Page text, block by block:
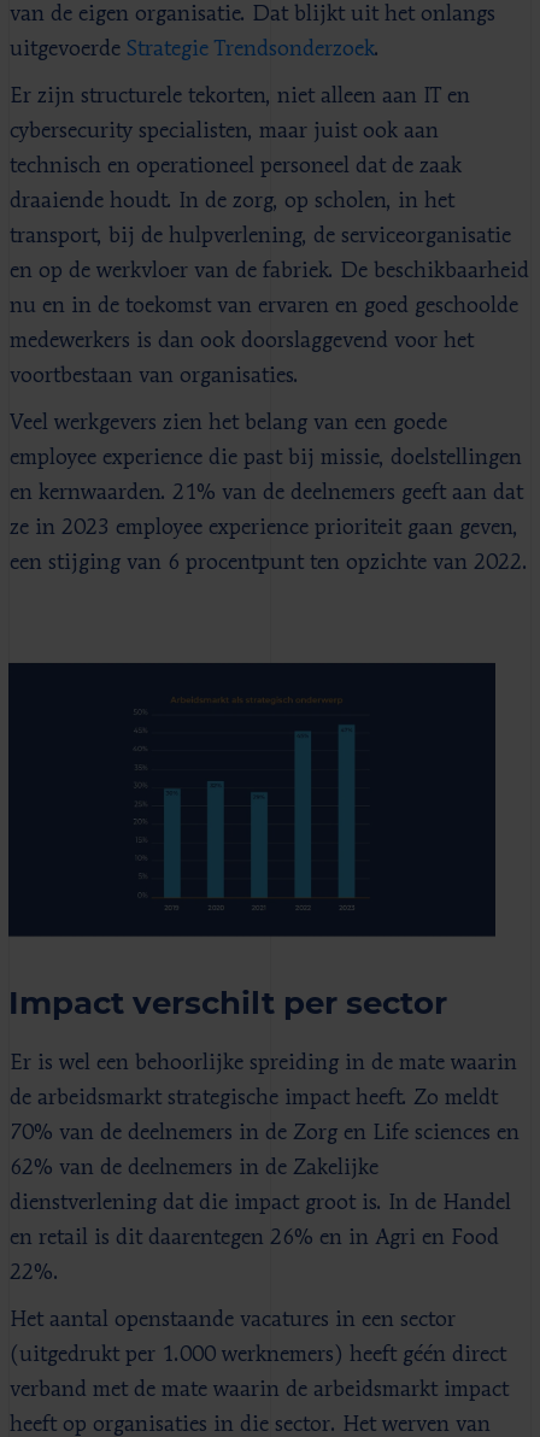
van de eigen organisatie. Dat blijkt uit het onlangs
uitgevoerde Strategie Trendsonderzoek.
Er zijn structurele tekorten, niet alleen aan IT­ en
cybersecurity specialisten, maar juist ook aan
technisch en operationeel personeel dat de zaak
draaiende houdt. In de zorg, op scholen, in het
transport, bij de hulpverlening, de serviceorganisatie
en op de werkvloer van de fabriek. De beschikbaarheid
nu en in de toekomst van ervaren en goed geschoolde
medewerkers is dan ook doorslaggevend voor het
voortbestaan van organisaties.
Veel werkgevers zien het belang van een goede
employee experience die past bij missie, doelstellingen
en kernwaarden. 21% van de deelnemers geeft aan dat
ze in 2023 employee experience prioriteit gaan geven,
een stijging van 6 procentpunt ten opzichte van 2022.
Impact verschilt per sector
Er is wel een behoorlijke spreiding in de mate waarin
de arbeidsmarkt strategische impact heeft. Zo meldt
70% van de deelnemers in de Zorg en Life sciences en
62% van de deelnemers in de Zakelijke
dienstverlening dat die impact groot is. In de Handel
en retail is dit daarentegen 26% en in Agri en Food
22%.
Het aantal openstaande vacatures in een sector
(uitgedrukt per 1.000 werknemers) heeft géén direct
verband met de mate waarin de arbeidsmarkt impact
heeft op organisaties in die sector. Het werven van